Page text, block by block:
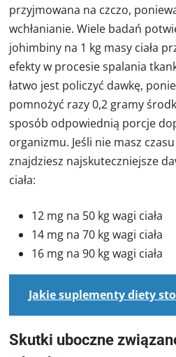
przyjmowana na czczo,
wchłanianie. Wiele badań
johimbiny na 1 kg masy ciała
efekty w procesie spalania
łatwo jest policzyć dawkę,
pomnożyć razy 0,2 gramy
sposób odpowiednią porcje
organizmu. Jeśli nie masz
znajdziesz najskuteczniejsze
ciała:
12 mg na 50 kg wagi ciała
14 mg na 70 kg wagi ciała
16 mg na 90 kg wagi ciała
Jakie suplementy diety
Skutki uboczne